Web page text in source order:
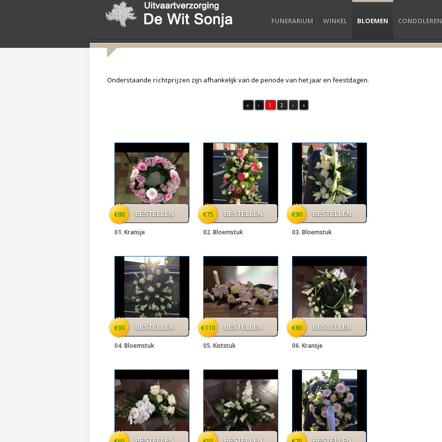
FUNERARIUM WINKEL BLOEMEN CONDOLEREN
Onderstaande richtprijzen zijn afhankelijk van de periode van het jaar en feestdagen.
« ‹ 1 2 › »
01. Kransje
€80
02. Bloemstuk
€75
03. Bloemstuk
€90
04. Bloemstuk
€90
05. Kiststuk
€110
06. Kransje
€80